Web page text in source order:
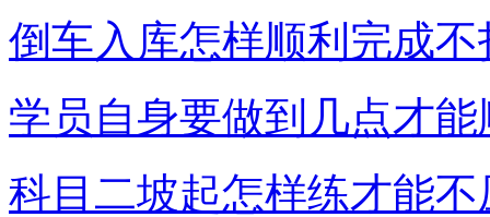
倒车入库怎样顺利完成不
学员自身要做到几点才
科目二坡起怎样练才能不